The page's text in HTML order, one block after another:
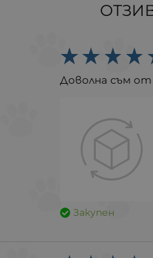
Доволна съм
Закупен